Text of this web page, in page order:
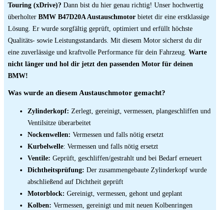
Touring (xDrive)? Dann bist du hier genau richtig! Unser hochwertig
überholter BMW B47D20A Austauschmotor bietet dir eine erstklassige
Lösung. Er wurde sorgfältig geprüft, optimiert und erfüllt höchste
Qualitäts- sowie Leistungsstandards. Mit diesem Motor sicherst du dir
eine zuverlässige und kraftvolle Performance für dein Fahrzeug. Warte
nicht länger und hol dir jetzt den passenden Motor für deinen
BMW!
Was wurde an diesem Austauschmotor gemacht?
Zylinderkopf: Zerlegt, gereinigt, vermessen, plangeschliffen und
Ventilsitze überarbeitet
Nockenwellen: Vermessen und falls nötig ersetzt
Kurbelwelle: Vermessen und falls nötig ersetzt
Ventile: Geprüft, geschliffen/gestrahlt und bei Bedarf erneuert
Dichtheitsprüfung: Der zusammengebaute Zylinderkopf wurde
abschließend auf Dichtheit geprüft
Motorblock: Gereinigt, vermessen, gehont und geplant
Kolben: Vermessen, gereinigt und mit neuen Kolbenringen